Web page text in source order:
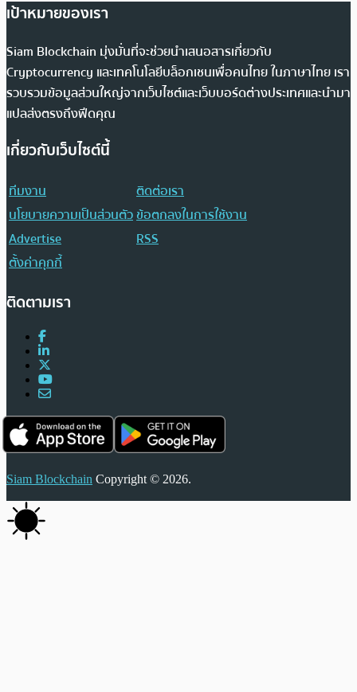
เป้าหมายของเรา
Siam Blockchain มุ่งมั่นที่จะช่วยนำเสนอสารเกี่ยวกับ
Cryptocurrency และเทคโนโลยีบล็อกเชนเพื่อคนไทย ในภาษาไทย เรา
รวบรวมข้อมูลส่วนใหญ่จากเว็บไซต์และเว็บบอร์ดต่างประเทศและนำมา
แปลส่งตรงถึงฟีดคุณ
เกี่ยวกับเว็บไซต์นี้
ทีมงาน
ติดต่อเรา
นโยบายความเป็นส่วนตัวข้อตกลงในการใช้งาน
Advertise
RSS
ตั้งค่าคุกกี้
ติดตามเรา
Siam Blockchain Copyright © 2026.